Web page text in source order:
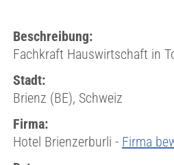
Beschreibung:
Fachkraft Hauswirtschaft in
Stadt:
Brienz (BE), Schweiz
Firma:
Hotel Brienzerburli - Firma